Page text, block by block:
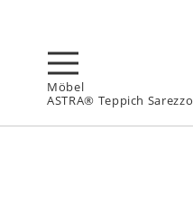
Möbel
ASTRA® Teppich Sarezzo